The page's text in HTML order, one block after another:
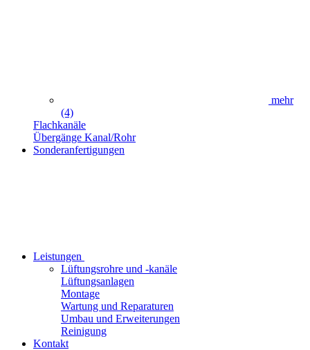
mehr
(4)
Flachkanäle
Übergänge Kanal/Rohr
Sonderanfertigungen
Leistungen
Lüftungsrohre und -kanäle
Lüftungsanlagen
Montage
Wartung und Reparaturen
Umbau und Erweiterungen
Reinigung
Kontakt